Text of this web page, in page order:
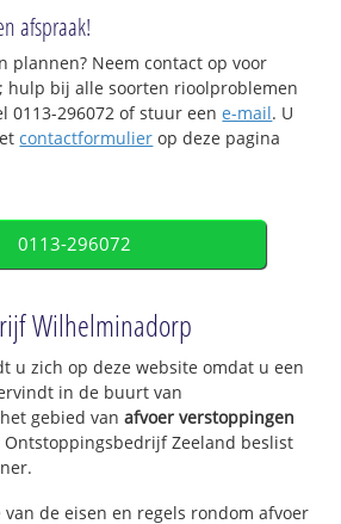
afspraak!
plannen? Neem contact op voor
hulp bij alle soorten rioolproblemen
0113-296072 of stuur eene-mail. U
contactformulier op deze pagina
0113-296072
Wilhelminadorp
u zich op deze website omdat u een
in de buurt van
gebied vanafvoer verstoppingen
Ontstoppingsbedrijf Zeeland beslist
de eisen en regels rondom afvoer